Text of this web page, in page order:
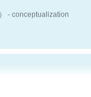
- conceptualization